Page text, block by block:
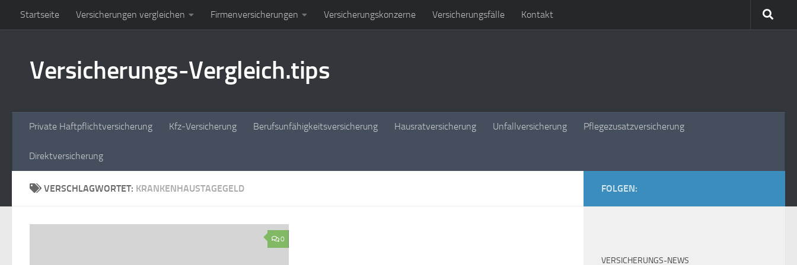
Zum Inhalt springen
Startseite Versicherungen vergleichen Firmenversicherungen Versicherungskonzerne Versicherungsfälle Kontakt
Versicherungs-Vergleich.tips
Private Haftpflichtversicherung Kfz-Versicherung Berufsunfähigkeitsversicherung Hausratversicherung Unfallversicherung Pflegezusatzversicherung
Direktversicherung
VERSCHLAGWORTET: KRANKENHAUSTAGEGELD
0
FOLGEN:
VERSICHERUNGS-NEWS